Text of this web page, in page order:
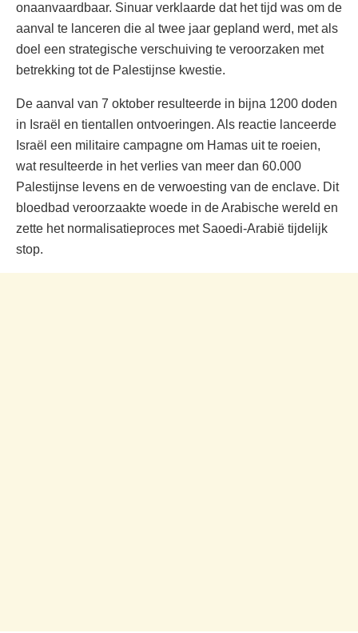
onaanvaardbaar. Sinuar verklaarde dat het tijd was om de
aanval te lanceren die al twee jaar gepland werd, met als
doel een strategische verschuiving te veroorzaken met
betrekking tot de Palestijnse kwestie.
De aanval van 7 oktober resulteerde in bijna 1200 doden
in Israël en tientallen ontvoeringen. Als reactie lanceerde
Israël een militaire campagne om Hamas uit te roeien,
wat resulteerde in het verlies van meer dan 60.000
Palestijnse levens en de verwoesting van de enclave. Dit
bloedbad veroorzaakte woede in de Arabische wereld en
zette het normalisatieproces met Saoedi-Arabië tijdelijk
stop.